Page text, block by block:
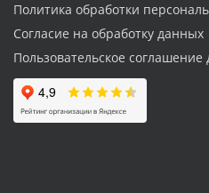
Политика обработки
Согласие на обработку данных
Пользовательское